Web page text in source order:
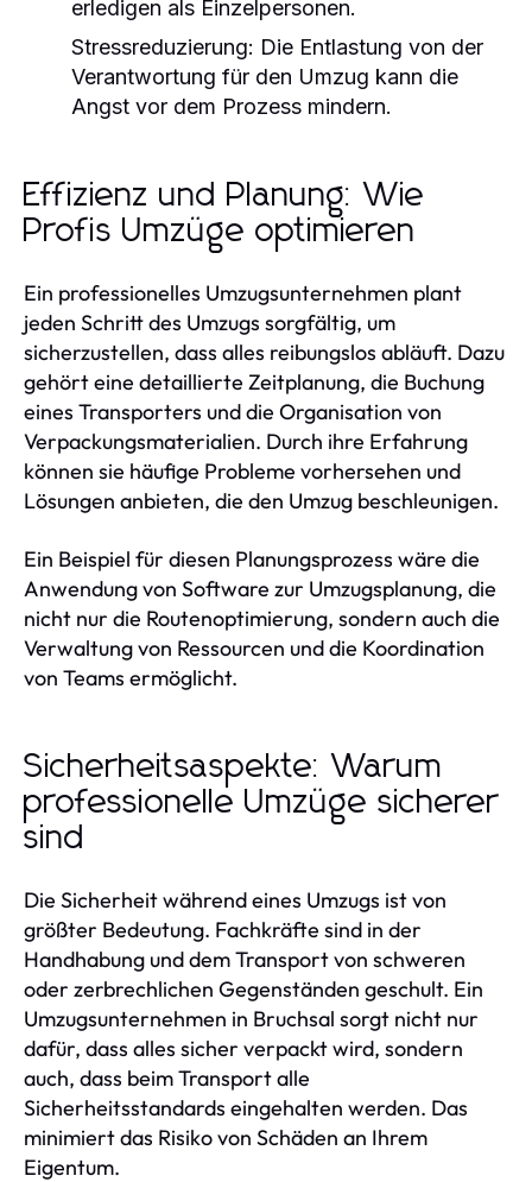
erledigen als Einzelpersonen.
Stressreduzierung: Die Entlastung von der
Verantwortung für den Umzug kann die
Angst vor dem Prozess mindern.
Effizienz und Planung: Wie
Profis Umzüge optimieren
Ein professionelles Umzugsunternehmen plant
jeden Schritt des Umzugs sorgfältig, um
sicherzustellen, dass alles reibungslos abläuft. Dazu
gehört eine detaillierte Zeitplanung, die Buchung
eines Transporters und die Organisation von
Verpackungsmaterialien. Durch ihre Erfahrung
können sie häufige Probleme vorhersehen und
Lösungen anbieten, die den Umzug beschleunigen.
Ein Beispiel für diesen Planungsprozess wäre die
Anwendung von Software zur Umzugsplanung, die
nicht nur die Routenoptimierung, sondern auch die
Verwaltung von Ressourcen und die Koordination
von Teams ermöglicht.
Sicherheitsaspekte: Warum
professionelle Umzüge sicherer
sind
Die Sicherheit während eines Umzugs ist von
größter Bedeutung. Fachkräfte sind in der
Handhabung und dem Transport von schweren
oder zerbrechlichen Gegenständen geschult. Ein
Umzugsunternehmen in Bruchsal sorgt nicht nur
dafür, dass alles sicher verpackt wird, sondern
auch, dass beim Transport alle
Sicherheitsstandards eingehalten werden. Das
minimiert das Risiko von Schäden an Ihrem
Eigentum.